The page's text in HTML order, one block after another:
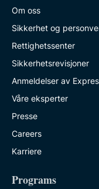
Om oss
Sikkerhet og
Rettighetssenter
Sikkerhetsrevisjoner
Anmeldelser av
Våre eksperter
Presse
Careers
Karriere
Programs